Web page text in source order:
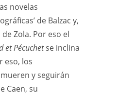
novelas
de Balzac y,
Zola. Por eso el
et Pécuchetse inclina
eso, los
y seguirán
Caen, su